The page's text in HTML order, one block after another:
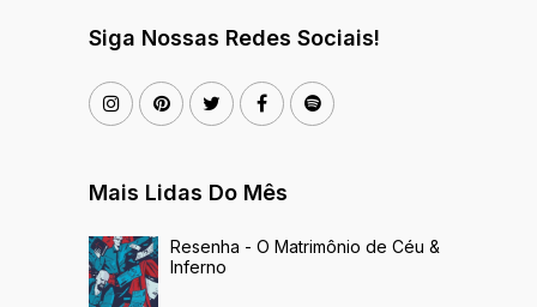
Siga Nossas Redes Sociais!
Mais Lidas Do Mês
Resenha - O Matrimônio de Céu &
Inferno